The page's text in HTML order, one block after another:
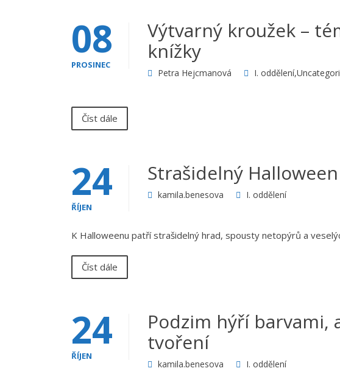
08
PROSINEC
Výtvarný kroužek –
knížky
Petra Hejcmanová I. oddělení,
Číst dále
24
ŘÍJEN
Strašidelný Halloween
kamila.benesova I. oddělení
K Halloweenu patří strašidelný hrad, spousty netopýrů a
Číst dále
24
ŘÍJEN
Podzim hýří barvami,
tvoření
kamila.benesova I. oddělení